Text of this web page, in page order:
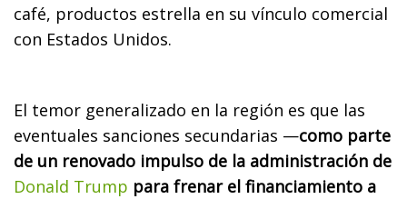
café, productos estrella en su vínculo comercial
con Estados Unidos.
El temor generalizado en la región es que las
eventuales sanciones secundarias —como parte
de un renovado impulso de la administración de
Donald Trump para frenar el financiamiento a